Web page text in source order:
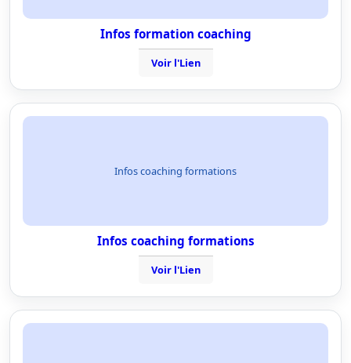
Infos formation coaching
Voir l'Lien
Infos coaching formations
Infos coaching formations
Voir l'Lien